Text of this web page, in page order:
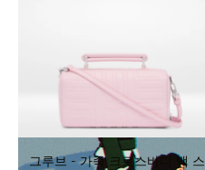
TO
PAUSE
IT
TO
UNMUTE
IT
그루브 - 가죽 크로스바디 백 스